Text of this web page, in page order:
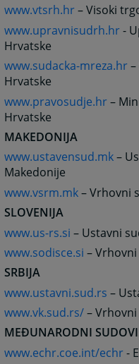
www.vtsrh.hr– Visoki
www.upravnisudrh.hr-
Hrvatske
www.sudacka-mreza.hr
Hrvatske
www.pravosudje.hr–
Hrvatske
MAKEDONIJA
www.ustavensud.mk–
Makedonije
www.vsrm.mk– Vrhovni
SLOVENIJA
www.us-rs.si – Ustavni
www.sodisce.si –
SRBIJA
www.ustavni.sud.rs –
www.vk.sud.rs/–
MEĐUNARODNI
www.echr.coe.int/echr-